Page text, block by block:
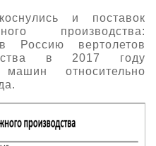
и поставок
производства:
Россию вертолетов
в 2017 году
относительно